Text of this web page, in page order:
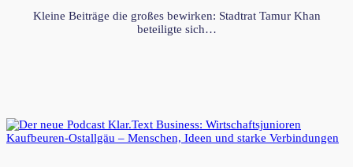
Kleine Beiträge die großes bewirken: Stadtrat Tamur Khan
beteiligte sich…